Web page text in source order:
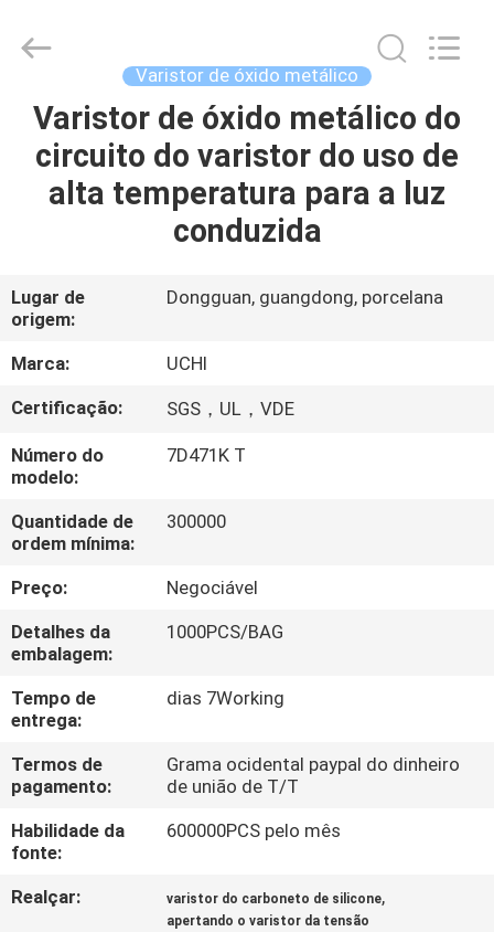
CASA
PRODUTOS
DE
VR
SOBRE
NÓS
EXCURSÃO
DA
FÁBRICA
CONTROLE
DA
QUALIDADE
CONTACTE-
NOS
NOTÍCIA
Electronics
Co.,Ltd.
Reserved.
Varistor de óxido metálico
Varistor de óxido metálico do
circuito do varistor do uso de
alta temperatura para a luz
conduzida
Lugar de
origem:
Dongguan, guangdong, porcelana
Marca:
UCHI
Certificação:
SGS，UL，VDE
Número do
modelo:
7D471K T
Quantidade de
ordem mínima:
300000
Preço:
Negociável
Detalhes da
embalagem:
1000PCS/BAG
Tempo de
entrega:
dias 7Working
Termos de
pagamento:
Grama ocidental paypal do dinheiro
de união de T/T
Habilidade da
fonte:
600000PCS pelo mês
Realçar: varistor do carboneto de silicone,
apertando o varistor da tensão